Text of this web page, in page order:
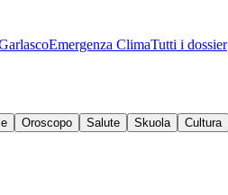
Emergenza ClimaTutti i dossier
Oroscopo Salute Skuola Cultura